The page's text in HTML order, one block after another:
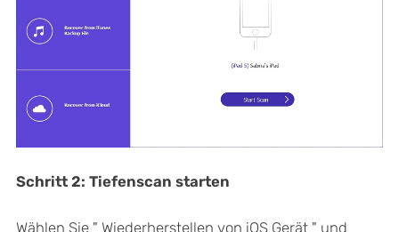
Schritt 2: Tiefenscan starten
Wählen Sie " Wiederherstellen von iOS Gerät " und